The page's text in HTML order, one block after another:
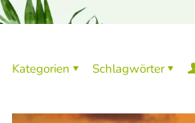
Kategorien Schlagwörter